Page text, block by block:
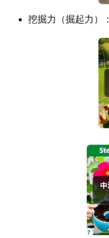
挖掘力（掘起力）：